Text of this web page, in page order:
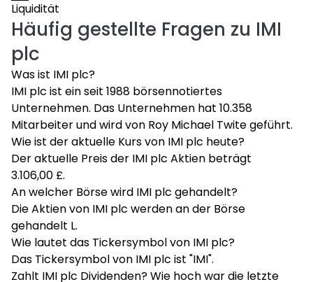
Liquidität
Häufig gestellte Fragen zu IMI
plc
Was ist IMI plc?
IMI plc ist ein seit 1988 börsennotiertes
Unternehmen. Das Unternehmen hat 10.358
Mitarbeiter und wird von Roy Michael Twite geführt.
Wie ist der aktuelle Kurs von IMI plc heute?
Der aktuelle Preis der IMI plc Aktien beträgt
3.106,00 £.
An welcher Börse wird IMI plc gehandelt?
Die Aktien von IMI plc werden an der Börse
gehandelt L.
Wie lautet das Tickersymbol von IMI plc?
Das Tickersymbol von IMI plc ist "IMI".
Zahlt IMI plc Dividenden? Wie hoch war die letzte